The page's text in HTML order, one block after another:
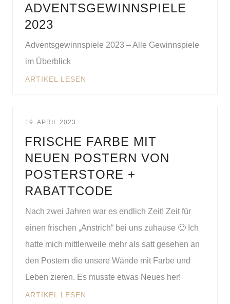
ADVENTSGEWINNSPIELE
2023
Adventsgewinnspiele 2023 – Alle Gewinnspiele
im Überblick
ARTIKEL LESEN
19. APRIL 2023
FRISCHE FARBE MIT
NEUEN POSTERN VON
POSTERSTORE +
RABATTCODE
Nach zwei Jahren war es endlich Zeit! Zeit für
einen frischen „Anstrich“ bei uns zuhause 🙂 Ich
hatte mich mittlerweile mehr als satt gesehen an
den Postern die unsere Wände mit Farbe und
Leben zieren. Es musste etwas Neues her!
ARTIKEL LESEN